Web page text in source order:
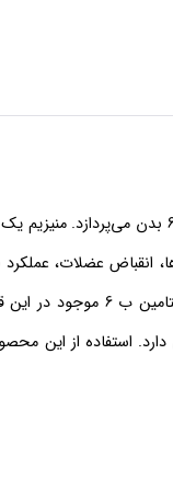
قرص منیزیم 350 و ویتامین ب 6 ویتامین ‌لایف حاوی منیزیم و ویتامین ب 6 است که به
انقباض عضلات،
کاربرد دارد. مصرف منیزیم سبب کاهش
دارد. استفاده از این